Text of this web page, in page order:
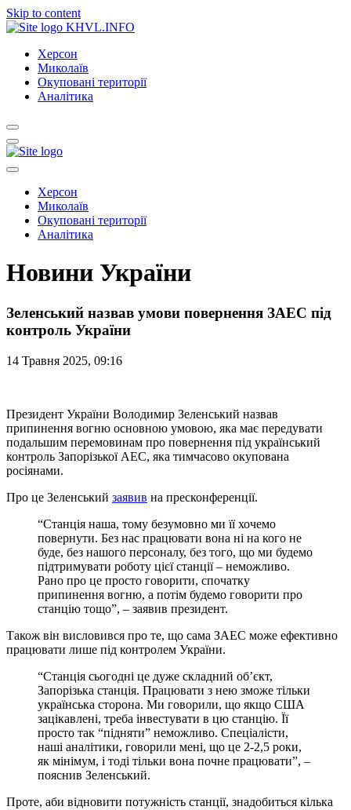
Skip to content
KHVL.INFO
Херсон
Миколаїв
Окуповані території
Аналітика
Херсон
Миколаїв
Окуповані території
Аналітика
Новини України
Зеленський назвав умови повернення ЗАЕС під
контроль України
14 Травня 2025, 09:16
Президент України Володимир Зеленський назвав
припинення вогню основною умовою, яка має передувати
подальшим перемовинам про повернення під український
контроль Запорізької АЕС, яка тимчасово окупована
росіянами.
Про це Зеленський заявив на пресконференції.
“Станція наша, тому безумовно ми її хочемо
повернути. Без нас працювати вона ні на кого не
буде, без нашого персоналу, без того, що ми будемо
підтримувати роботу цієї станції – неможливо.
Рано про це просто говорити, спочатку
припинення вогню, а потім будемо говорити про
станцію тощо”, – заявив президент.
Також він висловився про те, що сама ЗАЕС може ефективно
працювати лише під контролем України.
“Станція сьогодні це дуже складний об’єкт,
Запорізька станція. Працювати з нею зможе тільки
українська сторона. Ми говорили, що якщо США
зацікавлені, треба інвестувати в цю станцію. Її
просто так “підняти” неможливо. Спеціалісти,
наші аналітики, говорили мені, що це 2-2,5 роки,
як мінімум, і тоді тільки вона почне працювати”, –
пояснив Зеленський.
Проте, аби відновити потужність станції, знадобиться кілька